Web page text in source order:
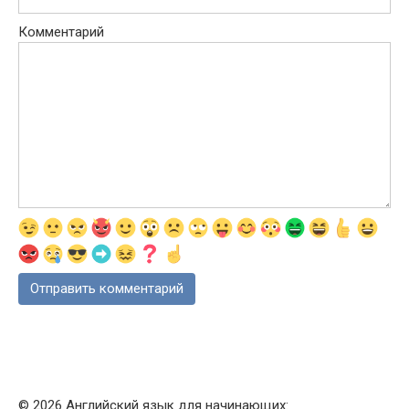
Комментарий
© 2026 Английский язык для начинающих: